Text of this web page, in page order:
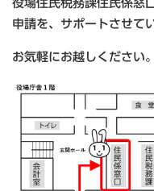
役場住民税務課住民係窓
申請を、サポートさせて
お気軽にお越しください。